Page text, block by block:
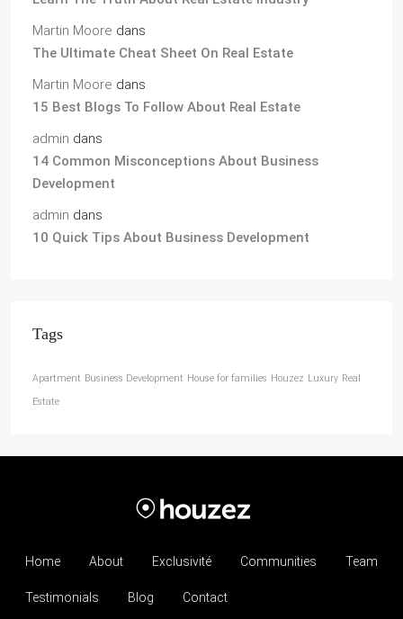
Martin Moore dans
The Ultimate Cheat Sheet On Real Estate
Martin Moore dans
15 Best Blogs To Follow About Real Estate
admin dans
14 Common Misconceptions About Business
Development
admin dans
10 Quick Tips About Business Development
Tags
Apartment Business Development House for families Houzez Luxury Real
Estate
Home About Exclusivité Communities Team
Testimonials Blog Contact